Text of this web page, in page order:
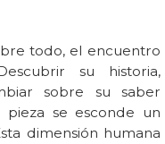
todo, el encuentro
su historia,
sobre su saber
se esconde un
dimensión humana